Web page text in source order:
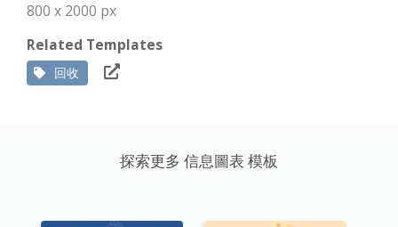
800 x 2000 px
Related Templates
回收
探索更多 信息圖表 模板